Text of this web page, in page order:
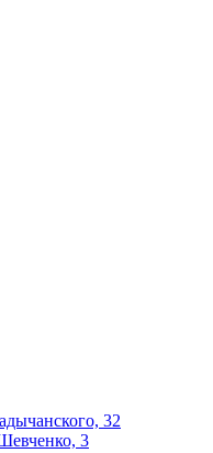
32
3